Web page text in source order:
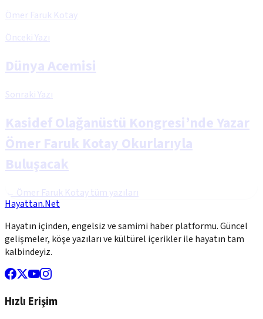
Ömer Faruk Kotay
Önceki Yazı
Dünya Acemisi
Sonraki Yazı
Kasidef Olağanüstü Kongresi’nde Yazar
Ömer Faruk Kotay Okurlarıyla
Buluşacak
← Ömer Faruk Kotaytüm yazıları
Hayattan.Net
Hayatın içinden, engelsiz ve samimi haber platformu. Güncel
gelişmeler, köşe yazıları ve kültürel içerikler ile hayatın tam
kalbindeyiz.
Hızlı Erişim